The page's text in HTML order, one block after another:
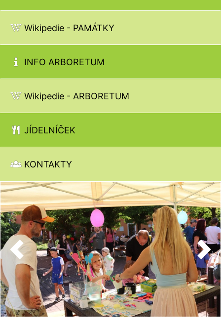
Wikipedie - PAMÁTKY
INFO ARBORETUM
Wikipedie - ARBORETUM
JÍDELNÍČEK
KONTAKTY
Previous Next